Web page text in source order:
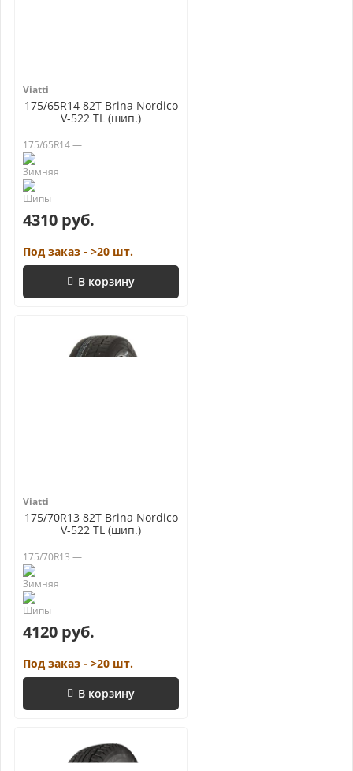
Viatti
175/65R14 82T Brina Nordico
V-522 TL (шип.)
175/65R14 —
4310 руб.
Под заказ - >20 шт.
В корзину
Viatti
175/70R13 82T Brina Nordico
V-522 TL (шип.)
175/70R13 —
4120 руб.
Под заказ - >20 шт.
В корзину